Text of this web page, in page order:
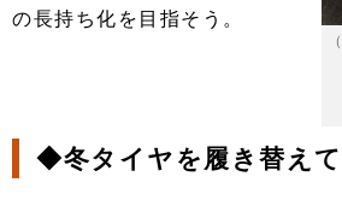
鈑金・塗装
カーメ
コラム
レストア
の長持ち化を目指そう。
◆冬タイヤを履き替えて